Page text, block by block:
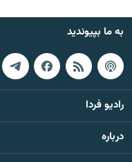
به ما بپیوندید
رادیو فردا
درباره